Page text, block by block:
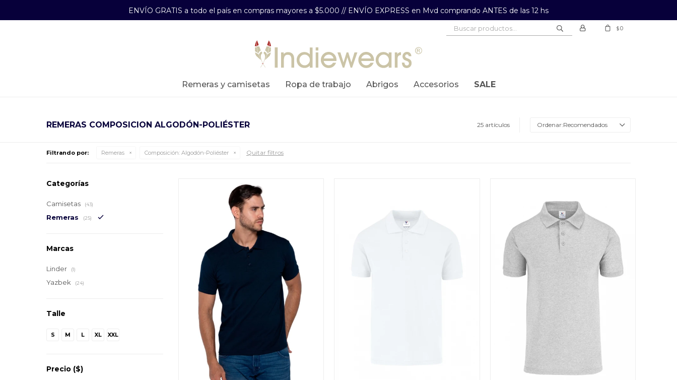
ENVÍO GRATIS a todo el país en compras mayores a $5.000 // ENVÍO EXPRESS en Mvd comprando ANTES de las 12 hs
remeras y camisetas ropa de trabajo abrigos accesorios SALE
$0
REMERAS COMPOSICION ALGODÓN-POLIÉSTER 25 artículos Recomendados
Filtrando por: Remeras Composición: Algodón-Poliéster Quitar filtros
Categorías
Camisetas (43)
Remeras (25)
Marcas
Linder (1)
Yazbek (24)
Talle
S M L XL XXL
Precio ($)